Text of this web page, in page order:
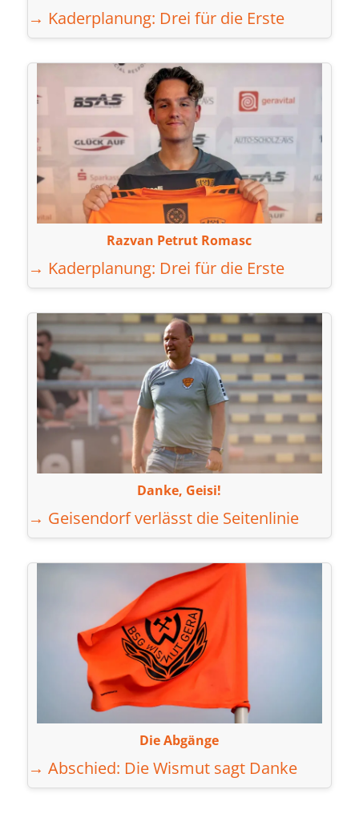
→ Kaderplanung: Drei für die Erste
Razvan Petrut Romasc
→ Kaderplanung: Drei für die Erste
Danke, Geisi!
→ Geisendorf verlässt die Seitenlinie
Die Abgänge
→ Abschied: Die Wismut sagt Danke